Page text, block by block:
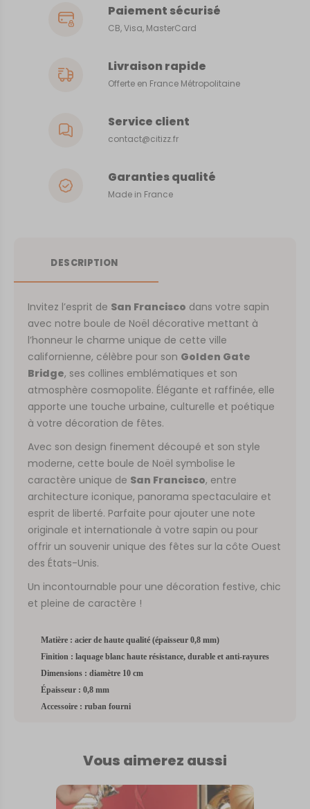
Paiement sécurisé
CB, Visa, MasterCard
Livraison rapide
Offerte en France Métropolitaine
Service client
contact@citizz.fr
Garanties qualité
Made in France
DESCRIPTION
Invitez l’esprit de San Francisco dans votre sapin
avec notre boule de Noël décorative mettant à
l’honneur le charme unique de cette ville
californienne, célèbre pour son Golden Gate
Bridge, ses collines emblématiques et son
atmosphère cosmopolite. Élégante et raffinée, elle
apporte une touche urbaine, culturelle et poétique
à votre décoration de fêtes.
Avec son design finement découpé et son style
moderne, cette boule de Noël symbolise le
caractère unique de San Francisco, entre
architecture iconique, panorama spectaculaire et
esprit de liberté. Parfaite pour ajouter une note
originale et internationale à votre sapin ou pour
offrir un souvenir unique des fêtes sur la côte Ouest
des États-Unis.
Un incontournable pour une décoration festive, chic
et pleine de caractère !
Matière : acier de haute qualité (épaisseur 0,8 mm)
Finition : laquage blanc haute résistance, durable et anti-rayures
Dimensions : diamètre 10 cm
Épaisseur : 0,8 mm
Accessoire : ruban fourni
Vous aimerez aussi